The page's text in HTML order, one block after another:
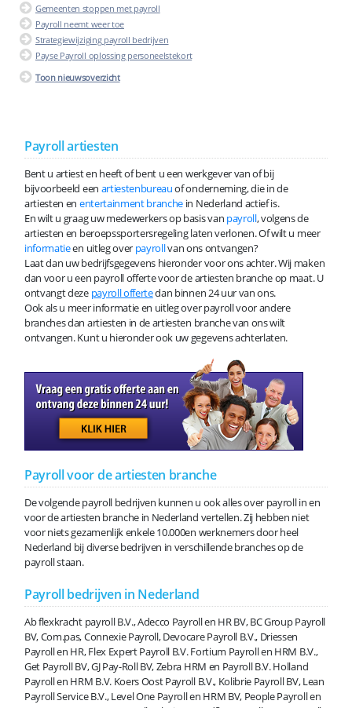
Gemeenten stoppen met payroll
Payroll neemt weer toe
Strategiewijziging payroll bedrijven
Payse Payroll oplossing personeelstekort
Toon nieuwsoverzicht
Payroll artiesten
Bent u artiest en heeft of bent u een werkgever van of bij
bijvoorbeeld een artiestenbureauof onderneming, die in de
artiesten en entertainment branche in Nederland actief is.
En wilt u graag uw medewerkers op basis van payroll, volgens de
artiesten en beroepssportersregeling laten verlonen. Of wilt u meer
informatieen uitleg over payrollvan ons ontvangen?
Laat dan uw bedrijfsgegevens hieronder voor ons achter. Wij maken
dan voor u een payroll offerte voor de artiesten branche op maat. U
ontvangt deze payroll offertedan binnen 24 uur van ons.
Ook als u meer informatie en uitleg over payroll voor andere
branches dan artiesten in de artiesten branche van ons wilt
ontvangen. Kunt u hieronder ook uw gegevens achterlaten.
Payroll voor de artiesten branche
De volgende payroll bedrijven kunnen u ook alles over payroll in en
voor de artiesten branche in Nederland vertellen. Zij hebben niet
voor niets gezamenlijk enkele 10.000en werknemers door heel
Nederland bij diverse bedrijven in verschillende branches op de
payroll staan.
Payroll bedrijven in Nederland
Ab flexkracht payroll B.V., Adecco Payroll en HR BV, BC Group Payroll
BV, Com.pas, Connexie Payroll, Devocare Payroll B.V., Driessen
Payroll en HR, Flex Expert Payroll B.V. Fortium Payroll en HRM B.V.,
Get Payroll BV, GJ Pay-Roll BV, Zebra HRM en Payroll B.V. Holland
Payroll en HRM B.V. Koers Oost Payroll B.V., Kolibrie Payroll BV, Lean
Payroll Service B.V., Level One Payroll en HRM BV, People Payroll en